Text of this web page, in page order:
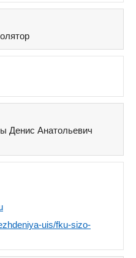
Денис Анатольевич
uis/fku-sizo-